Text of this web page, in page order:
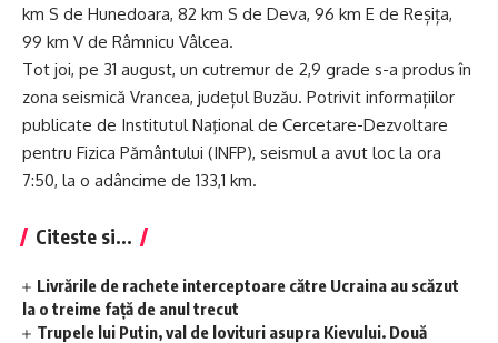
km S de Hunedoara, 82 km S de Deva, 96 km E de Reșița,
99 km V de Râmnicu Vâlcea.
Tot joi, pe 31 august, un cutremur de 2,9 grade s-a produs în
zona seismică Vrancea, județul Buzău. Potrivit informațiilor
publicate de Institutul Naţional de Cercetare-Dezvoltare
pentru Fizica Pământului (INFP), seismul a avut loc la ora
7:50, la o adâncime de 133,1 km.
Citeste si...
Livrările de rachete interceptoare către Ucraina au scăzut
la o treime față de anul trecut
Trupele lui Putin, val de lovituri asupra Kievului. Două